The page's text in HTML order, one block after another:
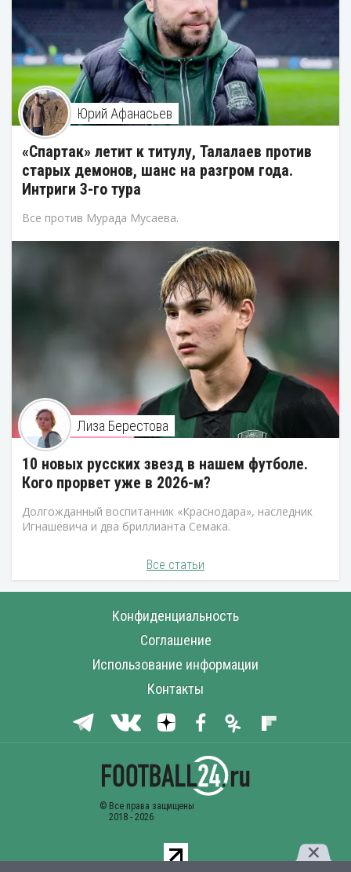
Юрий Афанасьев
«Спартак» летит к титулу, Талалаев против
старых демонов, шанс на разгром года.
Интриги 3-го тура
Все против Мурада Мусаева.
Лиза Берестова
10 новых русских звезд в нашем футболе.
Кого прорвет уже в 2026-м?
Долгожданный воспитанник «Краснодара», наследник
Игнашевича и два бриллианта Семака.
Все статьи
Конфиденциальность
Соглашение
Использование информации
Контакты